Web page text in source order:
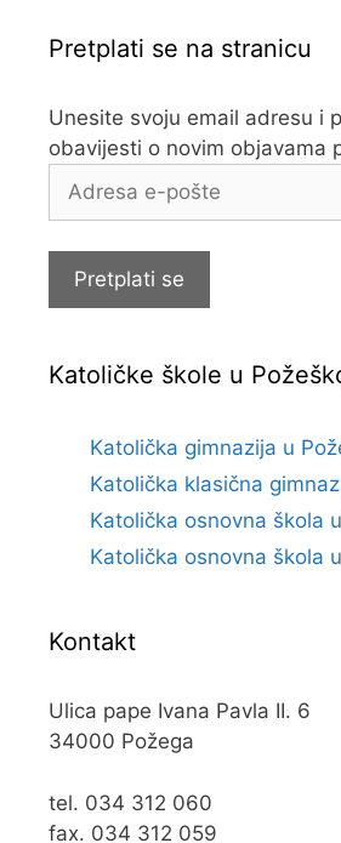
Pretplati se na stranicu
Unesite svoju email adresu i
obavijesti o novim objavama
e-
Pretplati se
Katoličke škole u
Katolička gimnazija u
Katolička klasična
Katolička osnovna škola
Katolička osnovna škola
Kontakt
Ulica pape Ivana Pavla II. 6
34000 Požega
tel. 034 312 060
fax. 034 312 059